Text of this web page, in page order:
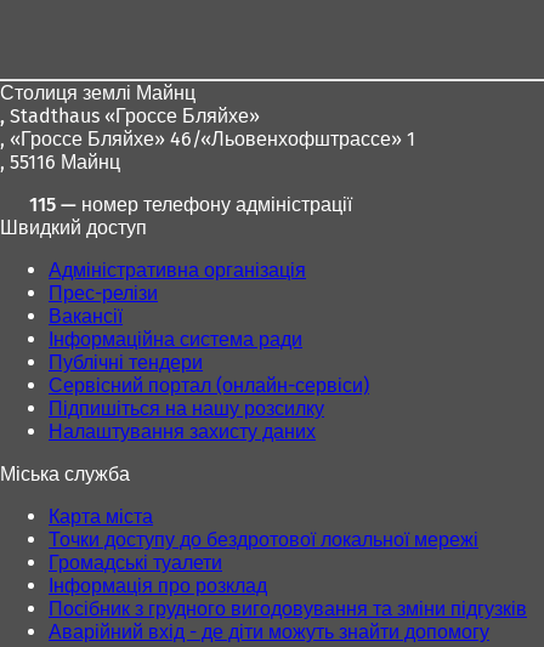
Столиця землі Майнц
, Stadthaus «Гроссе Бляйхе»
, «Гроссе Бляйхе» 46/«Льовенхофштрассе» 1
, 55116 Майнц
115 — номер телефону адміністрації
Швидкий доступ
Адміністративна організація
Прес-релізи
Вакансії
Інформаційна система ради
Публічні тендери
Сервісний портал (онлайн-сервіси)
Підпишіться на нашу розсилку
Налаштування захисту даних
Міська служба
Карта міста
Точки доступу до бездротової локальної мережі
Громадські туалети
Інформація про розклад
Посібник з грудного вигодовування та зміни підгузків
Аварійний вхід - де діти можуть знайти допомогу